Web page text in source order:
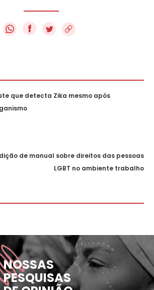
f
que detecta Zika mesmo após
de manual sobre direitos das pessoas
LGBT no ambiente trabalho
NOSSAS
PESQUISAS